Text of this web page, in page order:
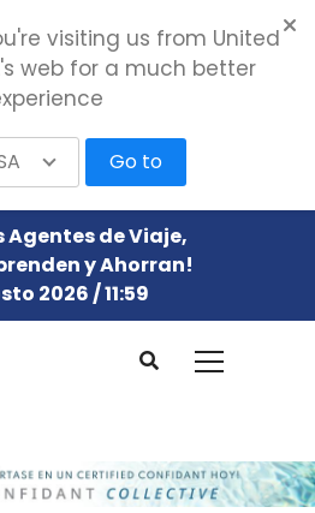
Agentes de Viaje,
y Ahorran!
2026 / 11:59
visiting us from United
web for a much better
Go to